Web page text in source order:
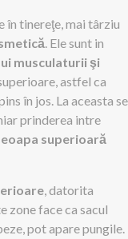
în tinereţe, mai târziu
. Ele sunt in
musculaturii şi
astfel ca
în jos. La aceasta se
prinderea intre
superioară
, datorita
zone face ca sacul
pot apare pungile.